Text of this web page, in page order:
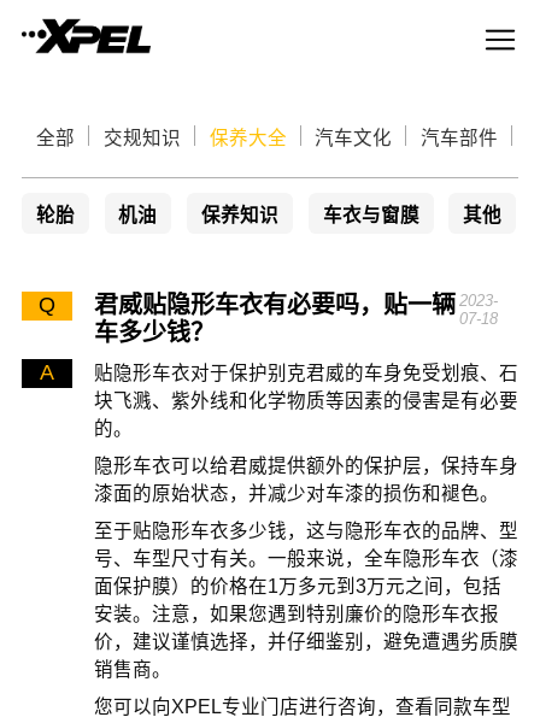
全部 交规知识 保养大全 汽车文化 汽车部件
轮胎 机油 保养知识 车衣与窗膜 其他
Q
君威贴隐形车衣有必要吗，贴一辆
车多少钱？
2023-
07-18
A
贴隐形车衣对于保护别克君威的车身免受划痕、石
块飞溅、紫外线和化学物质等因素的侵害是有必要
的。
隐形车衣可以给君威提供额外的保护层，保持车身
漆面的原始状态，并减少对车漆的损伤和褪色。
至于贴隐形车衣多少钱，这与隐形车衣的品牌、型
号、车型尺寸有关。一般来说，全车隐形车衣（漆
面保护膜）的价格在1万多元到3万元之间，包括
安装。注意，如果您遇到特别廉价的隐形车衣报
价，建议谨慎选择，并仔细鉴别，避免遭遇劣质膜
销售商。
您可以向XPEL专业门店进行咨询，查看同款车型